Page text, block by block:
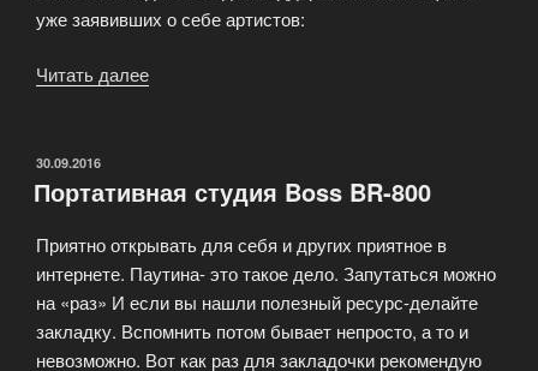
уже заявивших о себе артистов:
Читать далее
ОПУБЛИКОВАНО
30.09.2016
Портативная студия Boss BR-800
Приятно открывать для себя и других приятное в
интернете. Паутина- это такое дело. Запутаться можно
на «раз» И если вы нашли полезный ресурс-делайте
закладку. Вспомнить потом бывает непросто, а то и
невозможно. Вот как раз для закладочки рекомендую